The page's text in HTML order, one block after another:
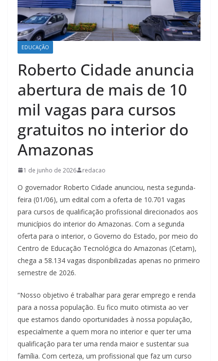
EDUCAÇÃO
Roberto Cidade anuncia
abertura de mais de 10
mil vagas para cursos
gratuitos no interior do
Amazonas
1 de junho de 2026 redacao
O governador Roberto Cidade anunciou, nesta segunda-
feira (01/06), um edital com a oferta de 10.701 vagas
para cursos de qualificação profissional direcionados aos
municípios do interior do Amazonas. Com a segunda
oferta para o interior, o Governo do Estado, por meio do
Centro de Educação Tecnológica do Amazonas (Cetam),
chega a 58.134 vagas disponibilizadas apenas no primeiro
semestre de 2026.
“Nosso objetivo é trabalhar para gerar emprego e renda
para a nossa população. Eu fico muito otimista ao ver
que estamos dando oportunidades à nossa população,
especialmente a quem mora no interior e quer ter uma
qualificação para ter uma renda maior e sustentar sua
família. Com certeza, um profissional que faz um curso